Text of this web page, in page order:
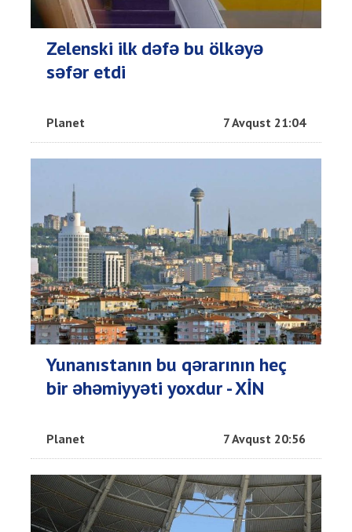
Zelenski ilk dəfə bu ölkəyə
səfər etdi
Planet 7 Avqust 21:04
Yunanıstanın bu qərarının heç
bir əhəmiyyəti yoxdur - XİN
Planet 7 Avqust 20:56